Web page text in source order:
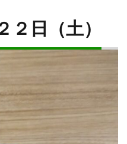
２日（土）